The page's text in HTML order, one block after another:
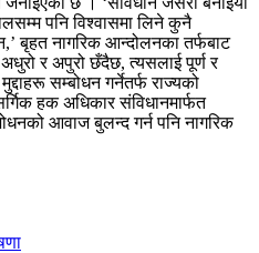
पनि विश्वासमा लिने कुनै
बृहत नागरिक आन्दोलनका तर्फबाट
अधुरो र अपुरो छँदैछ, त्यसलाई पूर्ण र
सम्बोधन गर्नेतर्फ राज्यको
हक अधिकार संविधानमार्फत
आवाज बुलन्द गर्न पनि नागरिक